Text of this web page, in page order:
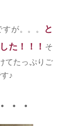
が。。。
と
た！！！ そ
てたっぷりご
♪
・・